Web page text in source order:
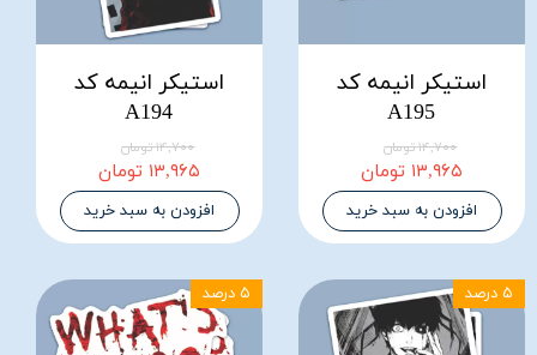
استیکر انیمه کد
A195
۱۴,۷۰۰ تومان
۱۳,۹۶۵ تومان
افزودن به سبد خرید
استیکر انیمه کد
A194
۱۴,۷۰۰ تومان
۱۳,۹۶۵ تومان
افزودن به سبد خرید
۵ درصد ۵ درصد